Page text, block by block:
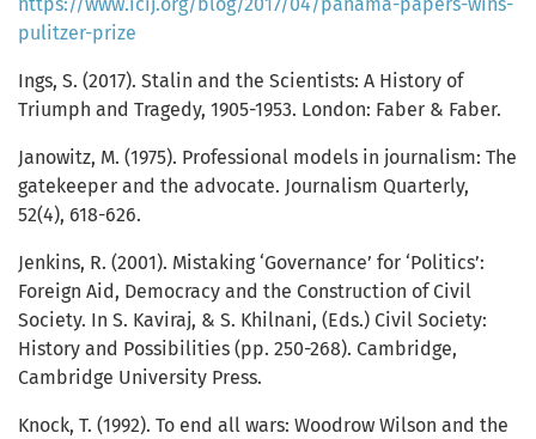
https://www.icij.org/blog/2017/04/panama-papers-wins-
pulitzer-prize
Ings, S. (2017). Stalin and the Scientists: A History of
Triumph and Tragedy, 1905-1953. London: Faber & Faber.
Janowitz, M. (1975). Professional models in journalism: The
gatekeeper and the advocate. Journalism Quarterly,
52(4), 618-626.
Jenkins, R. (2001). Mistaking ‘Governance’ for ‘Politics’:
Foreign Aid, Democracy and the Construction of Civil
Society. In S. Kaviraj, & S. Khilnani, (Eds.) Civil Society:
History and Possibilities (pp. 250-268). Cambridge,
Cambridge University Press.
Knock, T. (1992). To end all wars: Woodrow Wilson and the